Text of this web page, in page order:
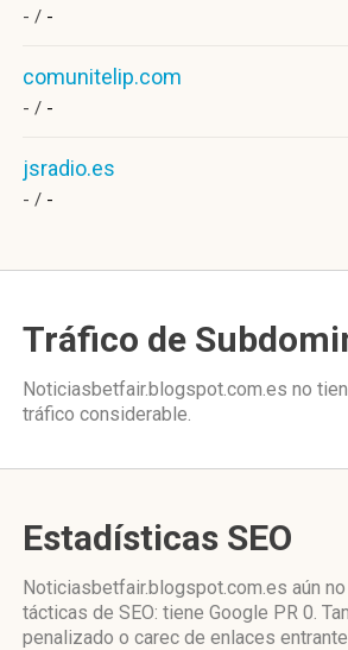
- / -
comunitelip.com
- / -
jsradio.es
- / -
Tráfico de
Noticiasbetfair.blogspot.com.es no
tráfico considerable.
Estadísticas SEO
Noticiasbetfair.blogspot.com.es aún
tácticas de SEO: tiene Google PR 0.
penalizado o carec de enlaces